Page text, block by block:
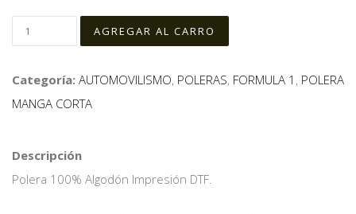
Categoría: AUTOMOVILISMO, POLERAS, FORMULA 1 , POLERA
MANGA CORTA
Descripción
Polera 100% Algodón Impresión DTF.